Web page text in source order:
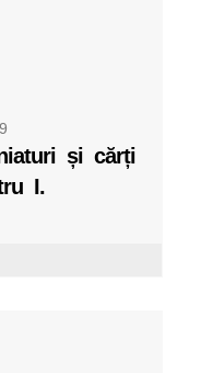
și cărți
I.